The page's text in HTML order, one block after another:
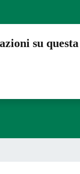
su questa